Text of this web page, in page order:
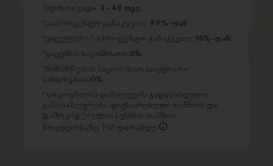
სესხის ვადა: 3 - 48 თვე
საპროცენტო განაკვეთი: 9.9%-დან
ეფექტური საპროცენტო განაკვეთი: 18%-დან
გაცემის საკომისიო 0%
წინსწრების საკომისიო (საკუთარი
სახსრებით)0%
სიცოცხლის დაზღვევის გადასახდელი
განისაზღვრება ფიქსირებული თანხით და
დამოკიდებულია სესხის თანხის
მოცულობაზე: 1-16 ლარამდე